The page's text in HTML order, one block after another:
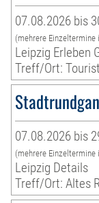
07.08.2026 bis
(mehrere Einzeltermine
Leipzig Erleben
Treff/Ort:
07.08.2026 bis
(mehrere Einzeltermine
Leipzig Details
Treff/Ort: Altes